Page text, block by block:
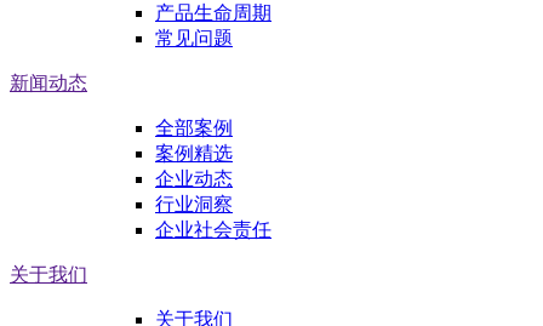
产品生命周期
常见问题
新闻动态
全部案例
案例精选
企业动态
行业洞察
企业社会责任
关于我们
关于我们